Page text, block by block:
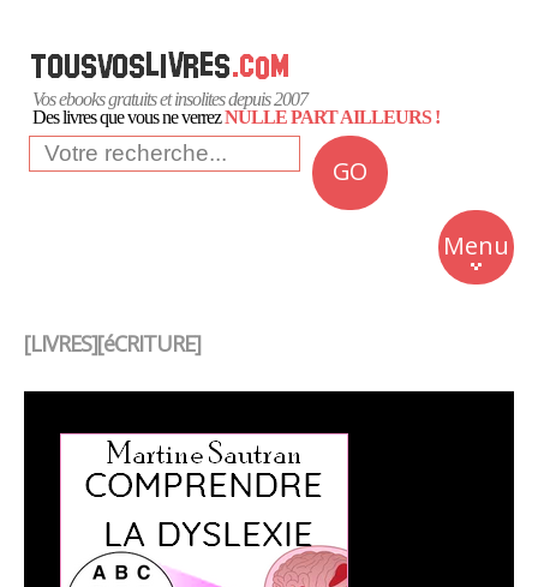
Vos ebooks gratuits et insolites depuis 2007
Des livres que vous ne verrezNULLE PART AILLEURS !
GO
Menu
Insolite
Business
[LIVRES][éCRITURE]